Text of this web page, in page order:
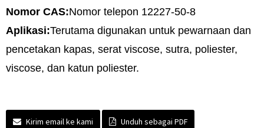
Nomor CAS:Nomor telepon 12227-50-8
Aplikasi:Terutama digunakan untuk pewarnaan dan
pencetakan kapas, serat viscose, sutra, poliester,
viscose, dan katun poliester.
Kirim email ke kami Unduh sebagai PDF